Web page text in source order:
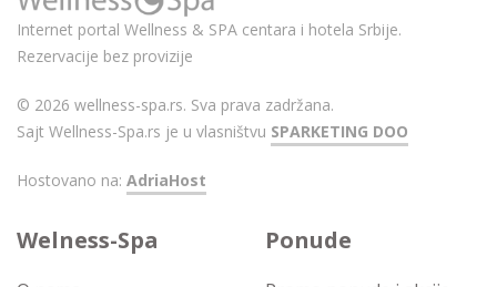
Internet portal Wellness & SPA centara i hotela Srbije.
Rezervacije bez provizije
© 2026 wellness-spa.rs. Sva prava zadržana.
Sajt Wellness-Spa.rs je u vlasništvu SPARKETING DOO
Hostovano na: AdriaHost
Welness-Spa Ponude